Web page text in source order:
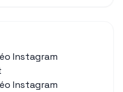
Instagram
Instagram